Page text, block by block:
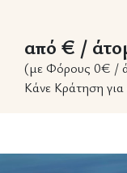
από € /
(με Φόρους 0€ /
Κάνε Κράτηση